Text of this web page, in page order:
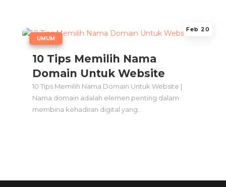
10 Tips Memilih Nama
Domain Untuk Website
Feb 20
UMUM
10 Tips Memilih Nama Domain Untuk Website |
Nama domain adalah elemen penting dalam
membina kehadiran digital yang...